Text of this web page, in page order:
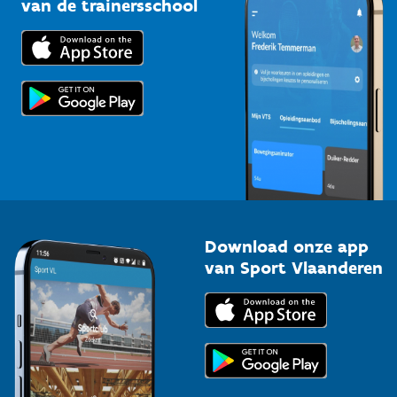
Trainers en begeleiders
Topsporters
Downloads
Voor de pers
van de trainersschool
Download onze app
van Sport Vlaanderen